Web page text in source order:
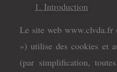
1. Introduction
Le site web www.clvda.fr
») utilise des cookies et
(par simplification,